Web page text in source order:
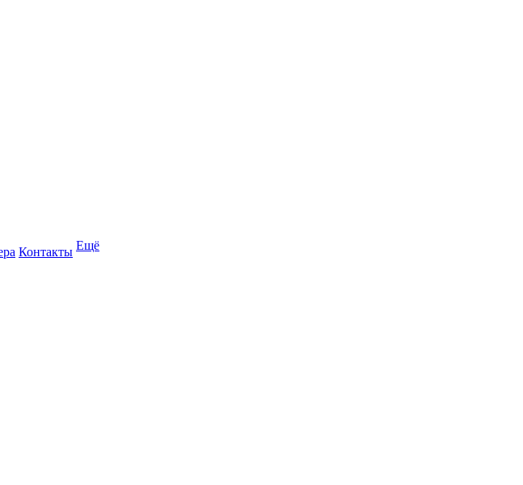
Контакты Ещё